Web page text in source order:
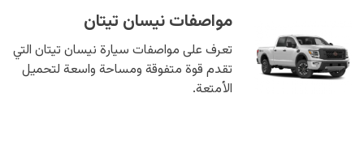
مواصفات نيسان تيتان
تعرف على مواصفات سيارة نيسان تيتان التي
تقدم قوة متفوقة ومساحة واسعة لتحميل
الأمتعة.